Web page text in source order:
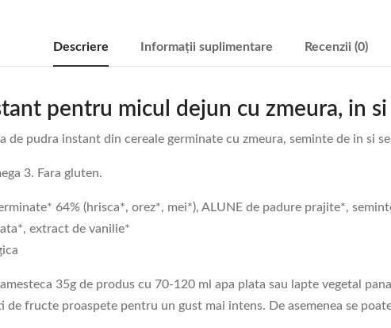
Descriere Informații suplimentare Recenzii (0)
pentru micul dejun cu zmeura, in
de pudra instant din cereale germinate cu zmeura, seminte de in si
3. Fara gluten.
64% (hrisca*, orez*, mei*), ALUNE de padure prajite*,
extract de vanilie*
35g de produs cu 70-120 ml apa plata sau lapte vegetal
de fructe proaspete pentru un gust mai intens. De asemenea se